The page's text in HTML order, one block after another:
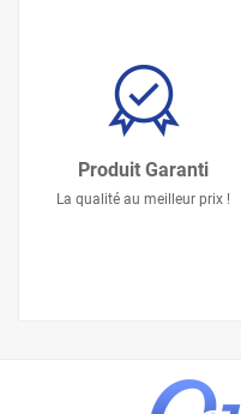
Produit Garanti
La qualité au meilleur prix !